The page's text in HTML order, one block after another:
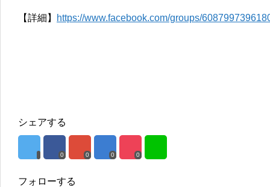
【詳細】 https://www.facebook.com/groups/
シェアする
0 0 0 0
フォローする